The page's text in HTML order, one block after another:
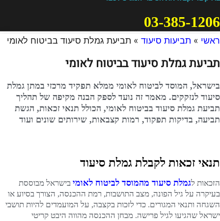
03-385-1206
ראשי » תביעות סיעוד » תביעת גמלת סיעוד בביטוח לאומי
תביעת גמלת סיעוד בביטוח לאומי
בישראל, המוסד לביטוח לאומי ממלא תפקיד מרכזי במתן גמלת
סיעוד לנזקקים. מאמר זה נועד לספק הבנה מקיפה של תהליך
תביעת גמלת סיעוד בביטוח לאומי, הכולל תנאי זכאות, הגשת
תביעה, בדיקות תפקוד, רמות קצבאות, שירותים שונים ועוד
תנאי זכאות לקבלת גמלת סיעוד
הזכאות לגמלת סיעוד מהמוסד לביטוח לאומי בישראל מבוססת
בעיקרה על גיל הפונה, מצב התושבות, רמת ההכנסה, הצורך בסיוע או
השגחה ותנאי המגורים. כדי לזכות בקצבה, על המועמדים להיות תושבי
ישראל שהגיעו לגיל פרישה. מבחן ההכנסה מהווה היבט קריטי